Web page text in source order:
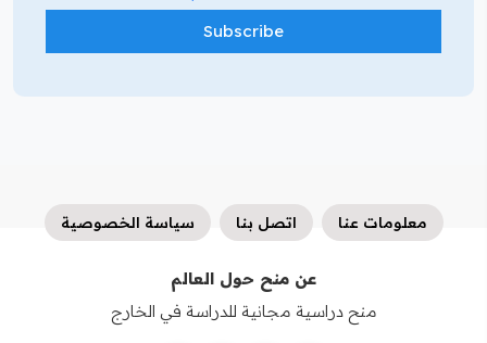
معلومات عنا اتصل بنا سياسة الخصوصية
عن منح حول العالم
منح دراسية مجانية للدراسة في الخارج